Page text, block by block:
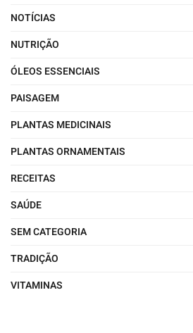
NOTÍCIAS
NUTRIÇÃO
ÓLEOS ESSENCIAIS
PAISAGEM
PLANTAS MEDICINAIS
PLANTAS ORNAMENTAIS
RECEITAS
SAÚDE
SEM CATEGORIA
TRADIÇÃO
VITAMINAS